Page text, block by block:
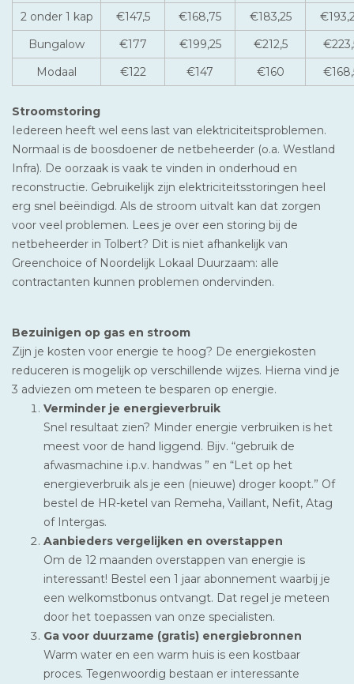
2 onder 1 kap
€147,5 €168,75 €183,25
Bungalow
€177 €199,25 €212,5
Modaal
€122 €147 €160
Stroomstoring
Iedereen heeft wel eens last van elektriciteitsproblemen.
Normaal is de boosdoener de netbeheerder (o.a. Westland
Infra). De oorzaak is vaak te vinden in onderhoud en
reconstructie. Gebruikelijk zijn elektriciteitsstoringen heel
erg snel beëindigd. Als de stroom uitvalt kan dat zorgen
voor veel problemen. Lees je over een storing bij de
netbeheerder in Tolbert? Dit is niet afhankelijk van
Greenchoice of Noordelijk Lokaal Duurzaam: alle
contractanten kunnen problemen ondervinden.
Bezuinigen op gas en stroom
Zijn je kosten voor energie te hoog? De energiekosten
reduceren is mogelijk op verschillende wijzes. Hierna vind je
3 adviezen om meteen te besparen op energie.
Verminder je energieverbruik
Snel resultaat zien? Minder energie verbruiken is het
meest voor de hand liggend. Bijv. “gebruik de
afwasmachine i.p.v. handwas ” en “Let op het
energieverbruik als je een (nieuwe) droger koopt.” Of
bestel de HR-ketel van Remeha, Vaillant, Nefit, Atag
of Intergas.
Aanbieders vergelijken en overstappen
Om de 12 maanden overstappen van energie is
interessant! Bestel een 1 jaar abonnement waarbij je
een welkomstbonus ontvangt. Dat regel je meteen
door het toepassen van onze specialisten.
Ga voor duurzame (gratis) energiebronnen
Warm water en een warm huis is een kostbaar
proces. Tegenwoordig bestaan er interessante